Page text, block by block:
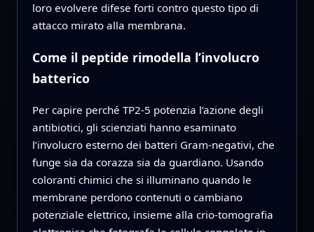
loro evolvere difese forti contro questo tipo di
attacco mirato alla membrana.
Come il peptide rimodella l’involucro
batterico
Per capire perché TP2‑5 potenzia l’azione degli
antibiotici, gli scienziati hanno esaminato
l’involucro esterno dei batteri Gram‑negativi, che
funge sia da corazza sia da guardiano. Usando
coloranti chimici che si illuminano quando le
membrane perdono contenuti o cambiano
potenziale elettrico, insieme alla crio‑tomografia